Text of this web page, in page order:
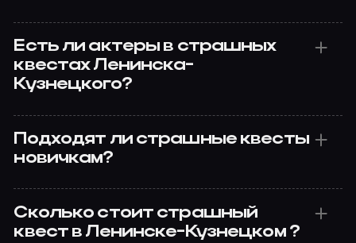
Есть ли актеры в страшных
квестах Ленинска-
Кузнецкого?
Подходят ли страшные квесты
новичкам?
Сколько стоит страшный
квест в Ленинске-Кузнецком ?